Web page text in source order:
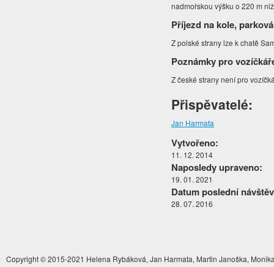
nadmořskou výšku o 220 m
Příjezd na kole,
Z polské strany lze k chatě
Poznámky pro
Z české strany není pro
Přispěvatelé:
Jan Harmata
Vytvořeno:
11. 12. 2014
Naposledy upraveno:
19. 01. 2021
Datum poslední
28. 07. 2016
Copyright © 2015-2021 Helena Rybáková, Jan Harmata, Martin Janoška,